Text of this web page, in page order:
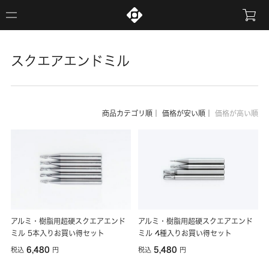
スクエアエンドミル
商品カテゴリ順 価格が安い順 価格が高い順
アルミ・樹脂用超硬スクエアエンド
ミル 5本入りお買い得セット
税込6,480 円
アルミ・樹脂用超硬スクエアエンド
ミル 4種入りお買い得セット
税込5,480 円